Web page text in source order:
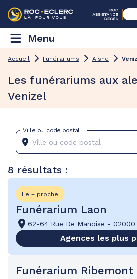
Menu
Accueil Funérariums Aisne
Les funérariums aux
Venizel
Ville ou code postal
8 résultats :
Le + proche
Funérarium Laon
62-64 Rue De Manoise - 02000
Agences les plus
Funérarium Ribemont